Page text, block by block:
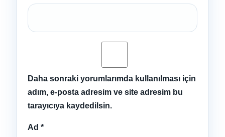
Daha sonraki yorumlarımda kullanılması için
adım, e-posta adresim ve site adresim bu
tarayıcıya kaydedilsin.
Ad *